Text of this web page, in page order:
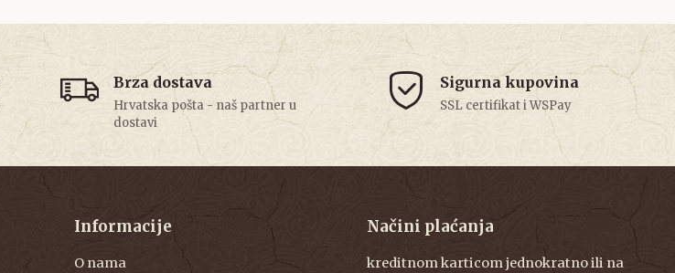
Brza dostava
Hrvatska pošta - naš partner u
dostavi
Sigurna kupovina
SSL certifikat i WSPay
Informacije
O nama
Načini plaćanja
kreditnom karticom jednokratno ili na